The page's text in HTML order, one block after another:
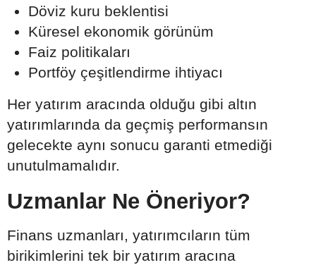
Döviz kuru beklentisi
Küresel ekonomik görünüm
Faiz politikaları
Portföy çeşitlendirme ihtiyacı
Her yatırım aracında olduğu gibi altın
yatırımlarında da geçmiş performansın
gelecekte aynı sonucu garanti etmediği
unutulmamalıdır.
Uzmanlar Ne Öneriyor?
Finans uzmanları, yatırımcıların tüm
birikimlerini tek bir yatırım aracına